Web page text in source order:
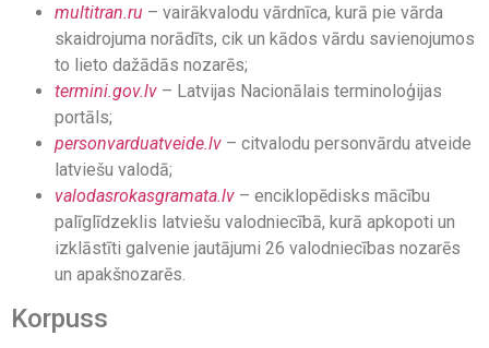
multitran.ru – vairākvalodu vārdnīca, kurā pie vārda
skaidrojuma norādīts, cik un kādos vārdu savienojumos
to lieto dažādās nozarēs;
termini.gov.lv – Latvijas Nacionālais terminoloģijas
portāls;
personvarduatveide.lv – citvalodu personvārdu atveide
latviešu valodā;
valodasrokasgramata.lv – enciklopēdisks mācību
palīglīdzeklis latviešu valodniecībā, kurā apkopoti un
izklāstīti galvenie jautājumi 26 valodniecības nozarēs
un apakšnozarēs.
Korpuss